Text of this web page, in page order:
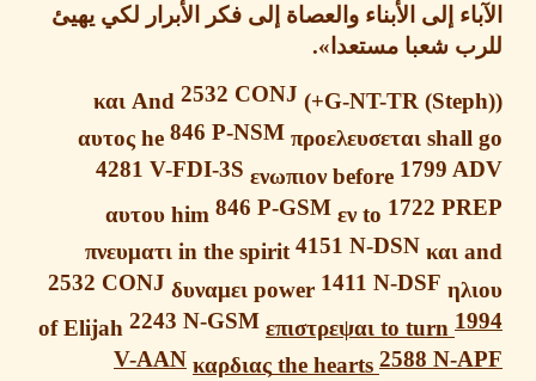
إلى الأبناءوالعصاة إلى فكر الأبرار لكي يهيئ
شعبا مستعدا».
και And2532 CONJ
αυτος he846P-NSM προελευσεται
4281 V-FDI-3S ενωπιονbefore1799
αυτουhim846 P-GSM ενto1722
πνευματι in the spirit4151 N-DSN και
2532 CONJ δυναμειpower1411 N-DSF
of Elijah2243 N-GSM επιστρεψαιto turn
V-AAN καρδιαςthe hearts2588 N-